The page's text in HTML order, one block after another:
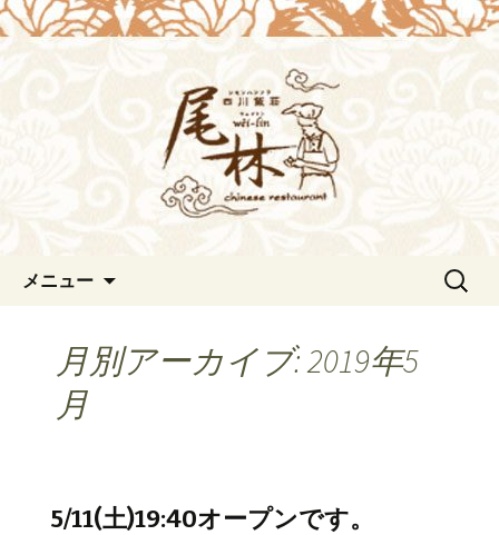
浜松の中華料理[尾林～Wei-
lin（ウェイリン）]からのお知
浜松の中華料理[尾林～Wei-lin（ウェイ
リン）]のブログ。デートや接待にも。
北京ダックも味わえます。
メニュー
検
月別アーカイブ: 2019年5
月
5/11(土)19:40オープンです。